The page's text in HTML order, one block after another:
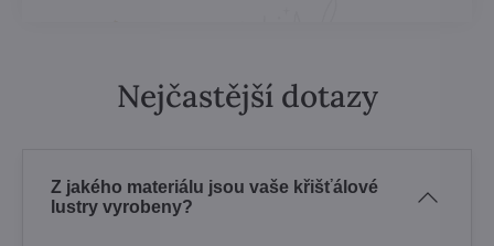
Nejčastější dotazy
Z jakého materiálu jsou vaše křišťálové
lustry vyrobeny?